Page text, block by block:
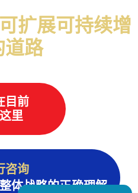
可扩展可持续增
道路
目前
里
咨询
体战略的正确理解